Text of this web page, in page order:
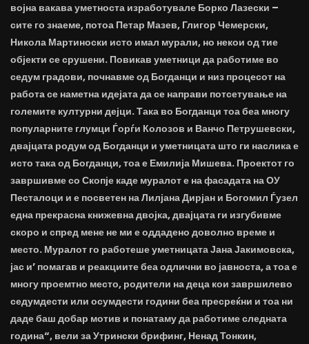
војна вакава уметноста изработувале Борко Лазески –
сите го знаеме, потоа Петар Мазев, Глигор Чемерски,
Никола Мартиноски исто имал мурали, но некои од тие
објекти се срушени. Повикав уметници да работиме во
седум градови, почнавме од Богданци и низ процесот на
работа се наметна идејата да се направи потсетување на
големите културни дејци. Така во Богданци тоа беа многу
популарните глумци Ѓорѓи Колозов и Ванчо Петрушевски,
двајцата родум од Богданци и уметницата што ги наслика е
исто така од Богданци, тоа е Емилија Мишева. Проектот го
завршивме со Скопје каде муралот е на фасадата на ОУ
Песталоци и е посветен на Лилјана Дирјан и Богомил Ѓузел
една прекрасна книжевна двојка, двајцата ги изгубивме
скоро и спред мене не ми е оддадено доволно време и
место. Муралот го работеше уметницата Јана Јакимовска,
јас и’ помагав и реакциите беа одлични во јавноста, а тоа е
многу проемтно место, родители на деца кои завршилево
седумдести или осумдести години беа пресреќни и тоа ни
даде баш добар мотив и понатаму да работиме следната
година“, вели за Утрински брифинг, Ненад Тонкин,